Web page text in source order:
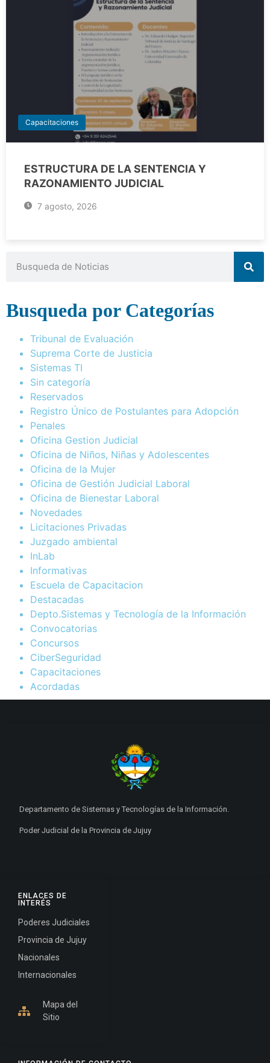
Capacitaciones
ESTRUCTURA DE LA SENTENCIA Y
RAZONAMIENTO JUDICIAL
7 agosto, 2026
Busqueda por Categorías
Tribunal de Evaluación
Suprema Corte de Justicia
Sistemas TI
Sin categoría
Reservados
Registro Único de Postulantes para Adopción
Penales
Oficina Gestion Judicial
Oficina de Niños, Niñas y Adolescentes
Oficina de la Mujer
Oficina de Gestión Judicial Laboral
Oficina de Bienestar Laboral
Novedades
Licitaciones Privadas
Juzgado ambiental
InLab
Informativas
Escuela de Capacitacion
Destacadas
Depto.Sistemas y Tecnología de la Información
Convocatorias
Concursos
CiberSeguridad
Capacitaciones
Acordadas
ENLACES DE
INTERÉS
Poderes Judiciales
Provincia de Jujuy
Nacionales
Internacionales
Mapa del
Sitio
Departamento de Sistemas y Tecnologías de la Información.
Poder Judicial de la Provincia de Jujuy